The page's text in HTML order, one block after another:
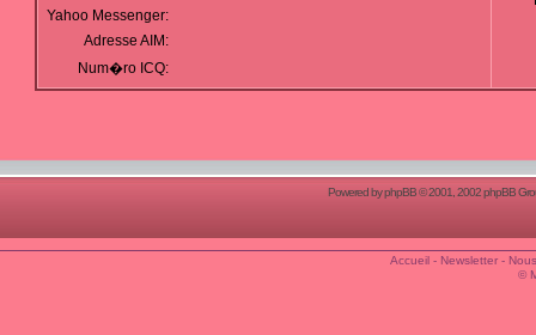
Yahoo Messenger:
Adresse AIM:
Num�ro ICQ:
Powered byphpBB© 2001, 2002 phpBB
Accueil- Newsletter-
©